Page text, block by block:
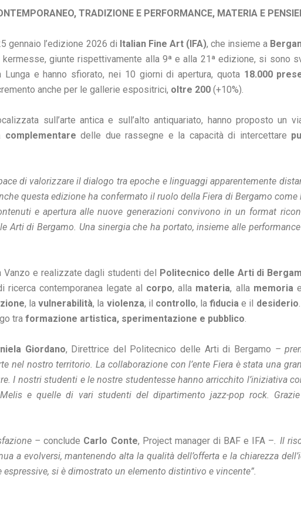
TRADIZIONE E PERFORMANCE, MATERIA E
gennaio l’edizione 2026 di Italian Fine Art (IFA), che insieme a
kermesse, giunte rispettivamente alla 9ª e alla 21ª edizione, si sono
e hanno sfiorato, nei 10 giorni di apertura, quota 18.000
anche per le gallerie espositrici, oltre 200 (+10%).
sull’arte antica e sull’alto antiquariato, hanno proposto un
delle due rassegne e la capacità di intercettare
di valorizzare il dialogo tra epoche e linguaggi apparentemente
questa edizione ha confermato il ruolo della Fiera di Bergamo
e apertura alle nuove generazioni convivono in un format
Arti di Bergamo. Una sinergia che ha portato, insieme alle
e realizzate dagli studenti del Politecnico delle Arti di
ricerca contemporanea legate al corpo, alla materia, alla memoria
, lavulnerabilità, la violenza, il controllo, lafiduciae il desiderio
tra formazione artistica, sperimentazione e pubblico.
Giordano, Direttrice del Politecnico delle Arti di Bergamo –
nel nostro territorio. La collaborazione con l’ente Fiera è stata una
I nostri studenti e le nostre studentesse hanno arricchito l’iniziativa
e quelle di vari studenti del dipartimento jazz-pop rock.
–conclude Carlo Conte, Project manager di BAF e IFA –. Il
a evolversi, mantenendo alta la qualità dell’offerta e la chiarezza
si è dimostrato un elemento distintivo e vincente”.